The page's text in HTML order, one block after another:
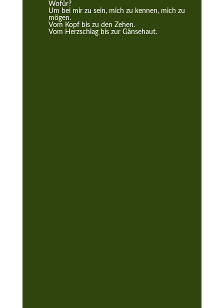
Wofür?
Um bei mir zu sein, mich zu kennen, mich zu
mögen.
Vom Kopf bis zu den Zehen.
Vom Herzschlag bis zur Gänsehaut.